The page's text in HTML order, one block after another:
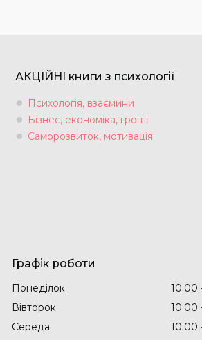
АКЦІЙНІ книги з психології
Психологія, взаємини
Бізнес, економіка, гроші
Саморозвиток, мотивація
Графік роботи
Понеділок 10:00
Вівторок
10:00
Середа
10:00